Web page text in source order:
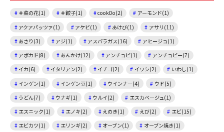
＃菜の花(1) ＃餃子(1) cookDo(2)
アーモンド(1)
アクアパッツァ(1)
アケビ(1) あけび(1)
アサリ(11)
あさり(3)
アジ(1) アスパラガス(16)
アヒージョ(1)
アボカド(8)
あんかけ(12) アンチョビ(1)
アンチョビー(7)
イカ(6)
イタリアン(2) イチゴ(2) イワシ(2)
いわし(1)
インゲン(1)
インゲン豆(1) ウインナー(4)
ウド(5)
うどん(7)
ウナギ(1) ウルイ(2)
エスカベージュ(1)
エスニック(1)
エノキ(2) えのき(1) えび(2)
エビ(15)
エビカツ(1)
エリンギ(2) オーブン(1)
オーブン焼き(1)